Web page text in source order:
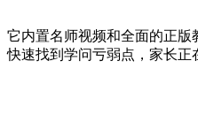
它内置名师视频和全面的正版
快速找到学问亏弱点，家长正